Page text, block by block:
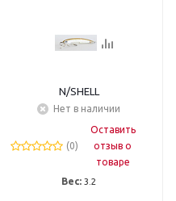
N/SHELL
Нет в наличии
(0)
Оставить
отзыв о
товаре
Вес: 3.2